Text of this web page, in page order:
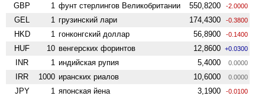
GBP 1 фунт стерлингов Велико­британии 550,8200 -2.0000
GEL 1 грузинский лари 174,4300 -0.3800
HKD 1 гонконгский доллар 56,8900 -0.1400
HUF 10 венгерских форинтов 12,8600 +0.0300
INR 1 индийская рупия 5,4000 0.0000
IRR 1000 иранских риалов 10,6000 0.0000
JPY 1 японская йена 3,1900 -0.0100